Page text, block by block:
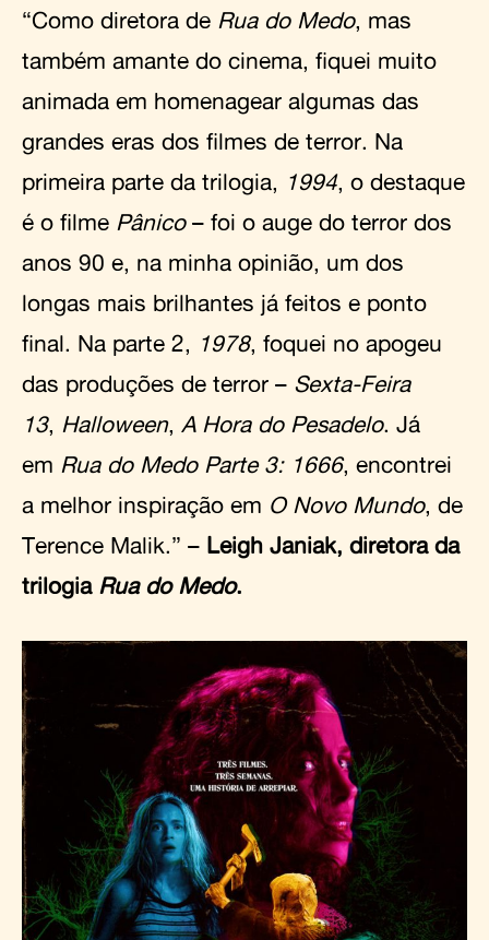
“Como diretora de Rua do Medo, mas
também amante do cinema, fiquei muito
animada em homenagear algumas das
grandes eras dos filmes de terror. Na
primeira parte da trilogia,
1994, o destaque
é o filme Pânico– foi o auge do terror dos
anos 90 e, na minha opinião, um dos
longas mais brilhantes já feitos e ponto
final. Na parte 2,
1978, foquei no apogeu
das produções de terror – Sexta-Feira
13, Halloween, A Hora do Pesadelo. Já
em Rua do Medo Parte 3: 1666, encontrei
a melhor inspiração em O Novo Mundo, de
Terence Malik.” – Leigh Janiak, diretora da
trilogia Rua do Medo.